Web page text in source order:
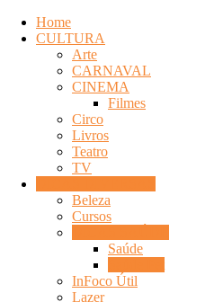
Home
CULTURA
Arte
CARNAVAL
CINEMA
Filmes
Circo
Livros
Teatro
TV
Beleza
Cursos
Saúde
InFoco Útil
Lazer